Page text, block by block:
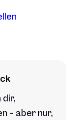
dir,
– aber nur,